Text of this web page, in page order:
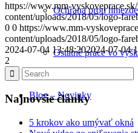
Ochrana proti
Ostatné práce vo
Blog – Novinky
https://www.mm-
content/uploads/2018/05/logo-
0 0 https://www.mm-
content/uploads/2018/05/logo-
2024-07-04 13:48:202024-07-04
2
Najnovšie články
5 krokov ako umývať okná